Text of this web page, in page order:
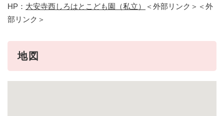
HP： 大安寺西しろはとこども園（私立） ＜外部リンク＞ ＜外
部リンク＞
地図